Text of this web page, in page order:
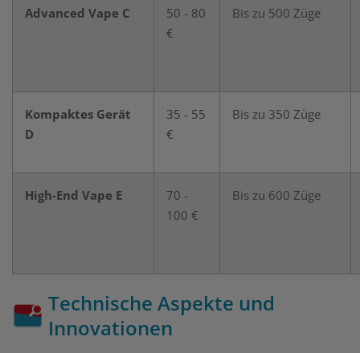
Advanced Vape C
50 - 80
€
Bis zu 500 Züge
Kompaktes Gerät
D
35 - 55
€
Bis zu 350 Züge
High-End Vape E
70 -
100 €
Bis zu 600 Züge
Technische Aspekte und
Innovationen